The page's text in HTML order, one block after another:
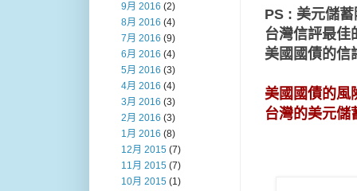
PS : 美元儲
台灣信評最佳
美國國債的信
美國國債的
台灣的美元
9月 2016 (2)
8月 2016 (4)
7月 2016 (9)
6月 2016 (4)
5月 2016 (3)
4月 2016 (4)
3月 2016 (3)
2月 2016 (3)
1月 2016 (8)
12月 2015 (7)
11月 2015 (7)
10月 2015 (1)